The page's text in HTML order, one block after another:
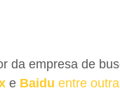
da empresa de
e Baidu entre